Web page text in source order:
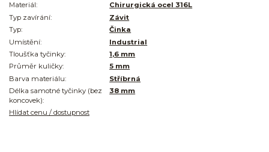
Materiál:
Chirurgická ocel 316L
Typ zavírání:
Závit
Typ:
Činka
Umístění:
Industrial
Tloušťka tyčinky:
1,6 mm
Průměr kuličky:
5 mm
Barva materiálu:
Stříbrná
Délka samotné tyčinky (bez
koncovek):
38 mm
Hlídat cenu / dostupnost